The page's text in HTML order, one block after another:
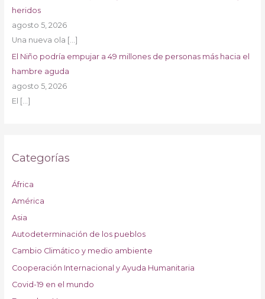
heridos
agosto 5, 2026
Una nueva ola […]
El Niño podría empujar a 49 millones de personas más hacia el
hambre aguda
agosto 5, 2026
El […]
Categorías
África
América
Asia
Autodeterminación de los pueblos
Cambio Climático y medio ambiente
Cooperación Internacional y Ayuda Humanitaria
Covid-19 en el mundo